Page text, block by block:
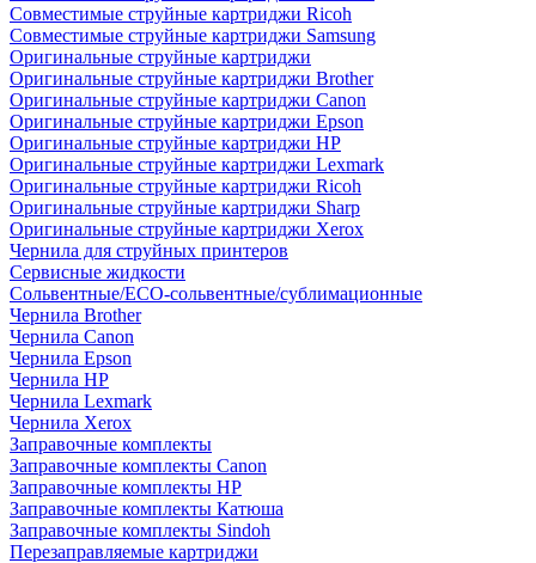
Совместимые струйные картриджи Ricoh
Совместимые струйные картриджи Samsung
Оригинальные струйные картриджи
Оригинальные струйные картриджи Brother
Оригинальные струйные картриджи Canon
Оригинальные струйные картриджи Epson
Оригинальные струйные картриджи HP
Оригинальные струйные картриджи Lexmark
Оригинальные струйные картриджи Ricoh
Оригинальные струйные картриджи Sharp
Оригинальные струйные картриджи Xerox
Чернила для струйных принтеров
Сервисные жидкости
Сольвентные/ECO-сольвентные/сублимационные
Чернила Brother
Чернила Canon
Чернила Epson
Чернила HP
Чернила Lexmark
Чернила Xerox
Заправочные комплекты
Заправочные комплекты Canon
Заправочные комплекты HP
Заправочные комплекты Катюша
Заправочные комплекты Sindoh
Перезаправляемые картриджи